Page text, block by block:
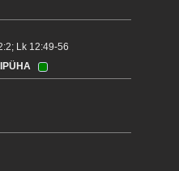
Lk 12:49-56